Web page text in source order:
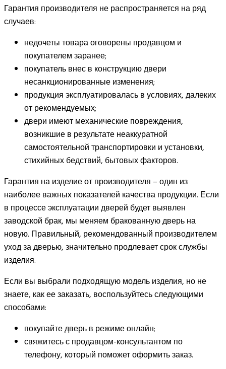
Гарантия производителя не распространяется на ряд
случаев:
недочеты товара оговорены продавцом и
покупателем заранее;
покупатель внес в конструкцию двери
несанкционированные изменения;
продукция эксплуатировалась в условиях, далеких
от рекомендуемых;
двери имеют механические повреждения,
возникшие в результате неаккуратной
самостоятельной транспортировки и установки,
стихийных бедствий, бытовых факторов.
Гарантия на изделие от производителя – один из
наиболее важных показателей качества продукции. Если
в процессе эксплуатации дверей будет выявлен
заводской брак, мы меняем бракованную дверь на
новую. Правильный, рекомендованный производителем
уход за дверью, значительно продлевает срок службы
изделия.
Если вы выбрали подходящую модель изделия, но не
знаете, как ее заказать, воспользуйтесь следующими
способами:
покупайте дверь в режиме онлайн;
свяжитесь с продавцом-консультантом по
телефону, который поможет оформить заказ.